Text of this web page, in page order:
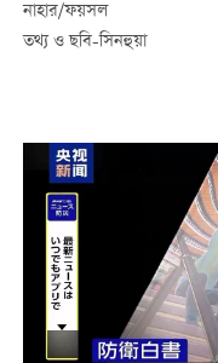
নাহার/ফয়সল
তথ্য ও ছবি-সিনহুয়া